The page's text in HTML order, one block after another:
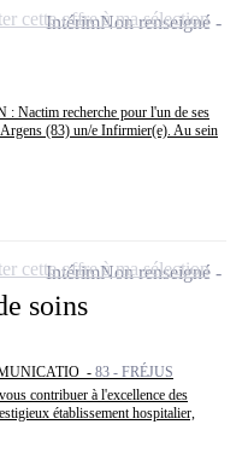
Nactim recherche pour l'un de ses
(83) un/e Infirmier(e). Au sein
IntérimNon renseigné
cette offre à ma sélection
soins
- 83 - FRÉJUS
contribuer à l'excellence des
établissement hospitalier,
IntérimNon renseigné
cette offre à ma sélection